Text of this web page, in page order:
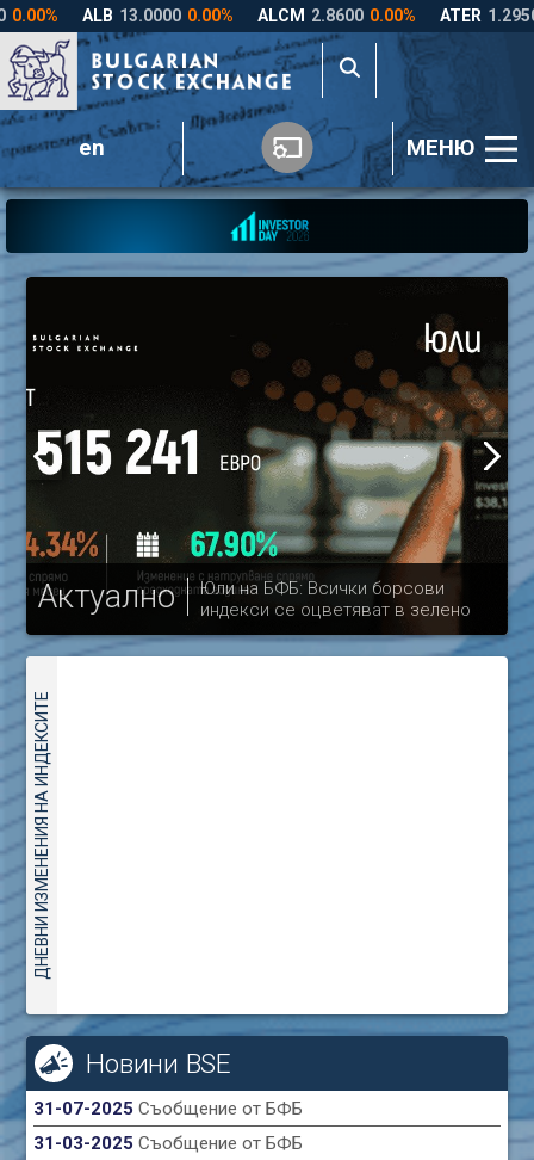
en МЕНЮ
Актуално
Юли на БФБ: Всички борсови
индекси се оцветяват в зелено
ДНЕВНИ ИЗМЕНЕНИЯ НА ИНДЕКСИТЕ
Новини BSE
31-07-2025Съобщение от БФБ
31-03-2025Съобщение от БФБ